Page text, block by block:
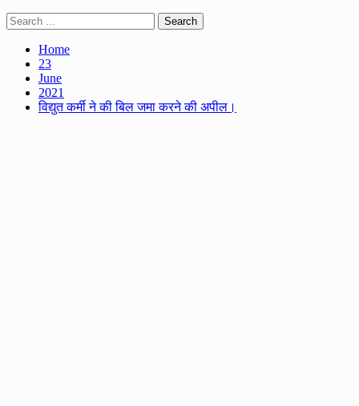
Search
for:
Home
23
June
2021
विद्युत कर्मी ने की बिल जमा करने की अपील।